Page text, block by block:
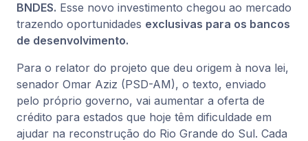
BNDES. Esse novo investimento chegou ao mercado
trazendo oportunidades exclusivas para os bancos
de desenvolvimento.
Para o relator do projeto que deu origem à nova lei,
senador Omar Aziz (PSD-AM), o texto, enviado
pelo próprio governo, vai aumentar a oferta de
crédito para estados que hoje têm dificuldade em
ajudar na reconstrução do Rio Grande do Sul. Cada